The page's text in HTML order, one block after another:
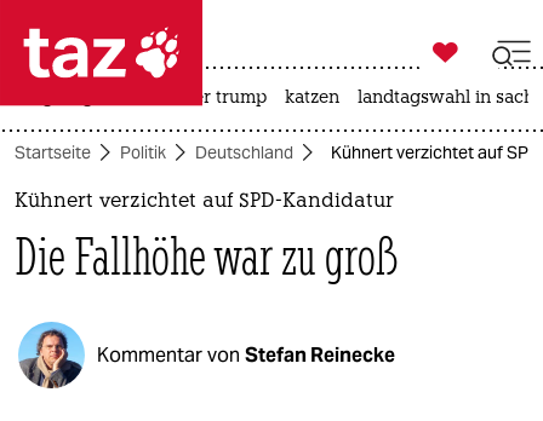
 taz zahl ich
taz zahl ich
politik
öko
gesellschaft

taz zahl ich
usa unter trump katzen landtagswahl in
Startseite Politik Deutschland Kühnert verzichtet auf
Kühnert verzichtet auf SPD-Kandidatur
Die Fallhöhe war zu groß
Kommentar von Stefan Reinecke